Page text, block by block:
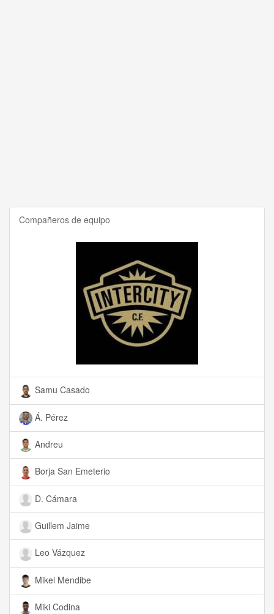
Compañeros de equipo
Samu Casado
Á. Pérez
Andreu
Borja San Emeterio
D. Cámara
Guillem Jaime
Leo Vázquez
Mikel Mendibe
Miki Codina